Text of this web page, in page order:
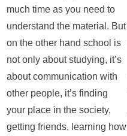
much time as you need to
understand the material. But
on the other hand school is
not only about studying, it’s
about communication with
other people, it’s finding
your place in the society,
getting friends, learning how